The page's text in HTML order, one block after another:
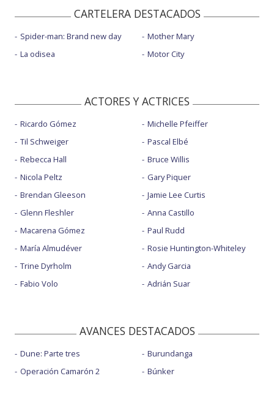
CARTELERA DESTACADOS
Spider-man: Brand new day
La odisea
Mother Mary
Motor City
ACTORES Y ACTRICES
Ricardo Gómez
Til Schweiger
Rebecca Hall
Nicola Peltz
Brendan Gleeson
Glenn Fleshler
Macarena Gómez
María Almudéver
Trine Dyrholm
Fabio Volo
Michelle Pfeiffer
Pascal Elbé
Bruce Willis
Gary Piquer
Jamie Lee Curtis
Anna Castillo
Paul Rudd
Rosie Huntington-Whiteley
Andy Garcia
Adrián Suar
AVANCES DESTACADOS
Dune: Parte tres
Operación Camarón 2
Burundanga
Búnker